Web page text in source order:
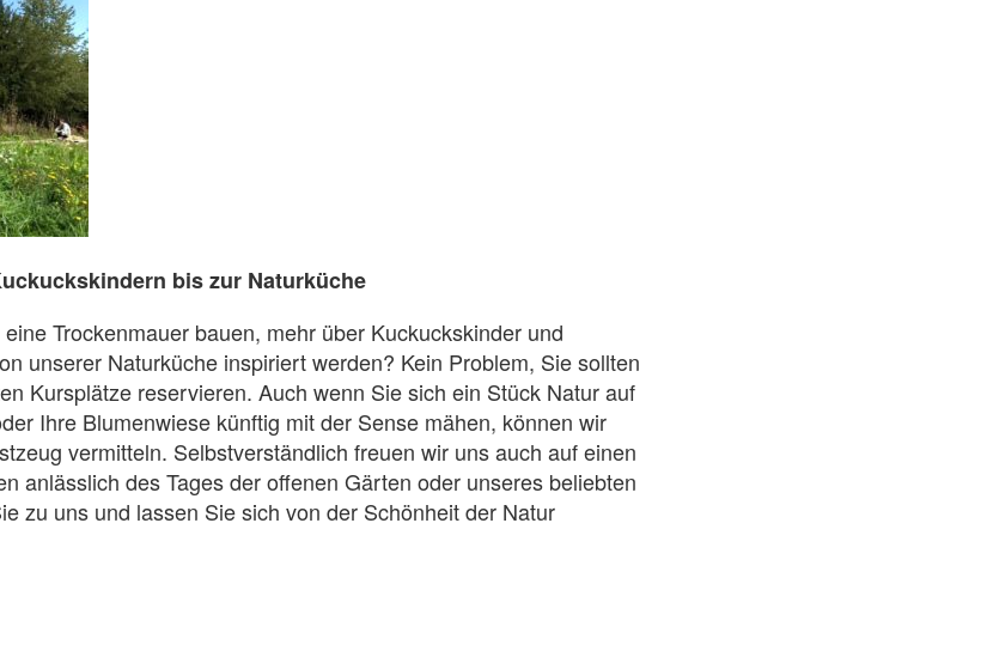
bis zur Naturküche
Trockenmauer bauen, mehr über Kuckuckskinder und
unserer Naturküche inspiriert werden? Kein Problem, Sie sollten
Kursplätze reservieren. Auch wenn Sie sich ein Stück Natur auf
Ihre Blumenwiese künftig mit der Sense mähen, können wir
vermitteln. Selbstverständlich freuen wir uns auch auf einen
anlässlich des Tages der offenen Gärten oder unseres beliebten
zu uns und lassen Sie sich von der Schönheit der Natur